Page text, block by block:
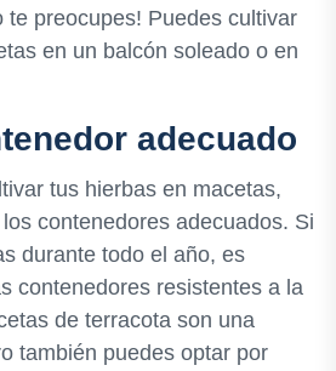
te preocupes! Puedes cultivar
en un balcón soleado o en
adecuado
tus hierbas en macetas,
contenedores adecuados. Si
durante todo el año, es
contenedores resistentes a la
de terracota son una
también puedes optar por